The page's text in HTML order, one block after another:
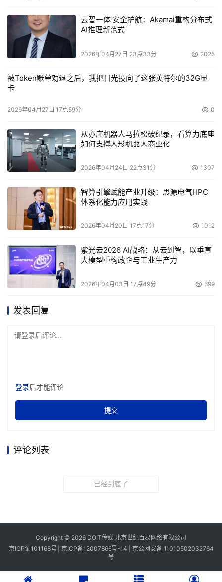
云智一体 安全护航：Akamai重构分布式
AI推理新范式
2026年04月27日 23点33分 2025
被Token账单劝退之后，我把目光投向了这张英特尔的32G显
卡
2026年04月27日 17点59分 0
从亦庄机器人马拉松破纪录，看算力底座
如何支撑人形机器人商业化
2026年04月24日 22点31分 1307
智算引擎赋能产业升级：思源电气HPC
体系化能力应用实践
2026年04月20日 17点17分 1012
紫光云2026 AI战略：从云到智，以垂直
大模型重构政企与工业生产力
2026年04月03日 17点49分 699
发表回复
请登录后评论...
登录后才能评论
提交
评论列表
已经到底了
Copyright © 2026 DOIT传媒 北京世纪百易网络有限公司
京ICP证101168号 | 京ICP备12007866号-14
京公网安备 11010502032764
号